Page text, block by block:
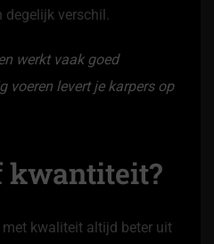
degelijk verschil.
voeren levert je karpers op
kwantiteit?
kwaliteit altijd beter uit